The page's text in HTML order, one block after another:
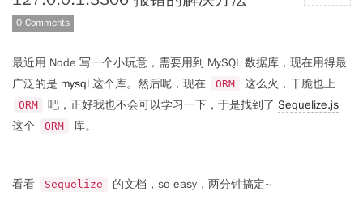
0 Comments
最近用 Node 写一个小玩意，需要用到 MySQL 数据库，现在用得最
广泛的是 mysql 这个库。然后呢，现在 ORM 这么火，干脆也上
ORM 吧，正好我也不会可以学习一下，于是找到了 Sequelize.js
这个
ORM 库。
看看 Sequelize 的文档，so easy，两分钟搞定~